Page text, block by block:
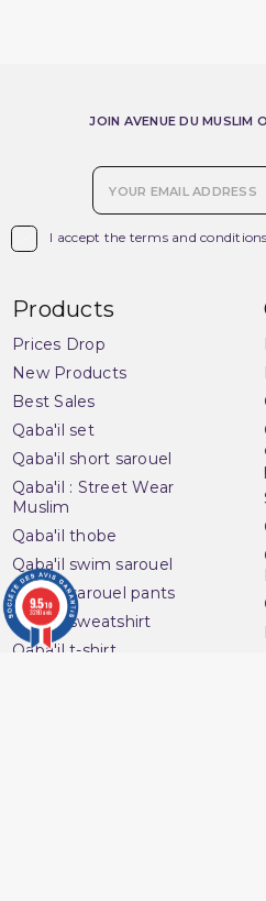
I accept the terms and
JOIN AVENUE DU MUSLIM
Products
Prices Drop
New Products
Best Sales
Qaba'il set
Qaba'il short sarouel
Qaba'il : Street Wear
Muslim
Qaba'il thobe
Qaba'il swim sarouel
Qaba'il sarouel pants
Qaba'il sweatshirt
Qaba'il t-shirt
9.5/10
3280 avis